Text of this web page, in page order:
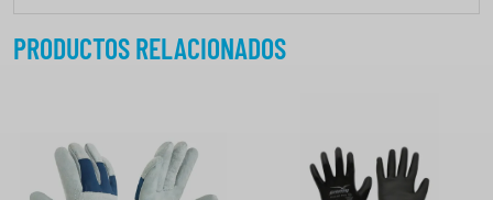
PRODUCTOS RELACIONADOS